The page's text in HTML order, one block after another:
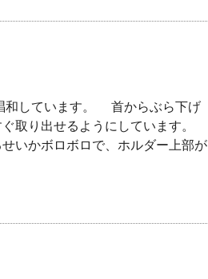
和しています。 首からぶら下げ
取り出せるようにしています。
かボロボロで、ホルダー上部が